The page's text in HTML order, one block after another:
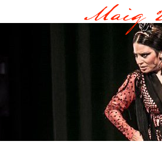
Maig